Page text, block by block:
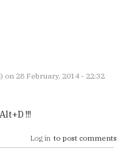
on 28 February, 2014 - 22:32
!!!
Log in to post comments